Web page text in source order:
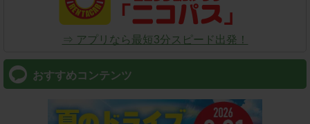
⇒ アプリなら最短3分スピード出発！
おすすめコンテンツ